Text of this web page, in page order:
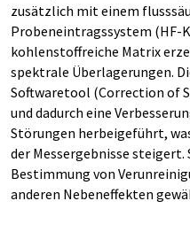
zusätzlich mit einem
Probeneintragssystem (HF-
kohlenstoffreiche Matrix
spektrale Überlagerungen.
Softwaretool (Correction of
und dadurch eine
Störungen herbeigeführt,
der Messergebnisse steigert.
Bestimmung von
anderen Nebeneffekten